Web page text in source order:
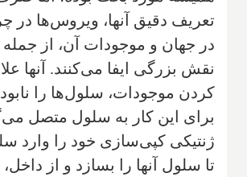
تعریف دقیق آنها، ویروس‌ها در
در جهان و موجودات آن، از جمله
نقش بزرگی ایفا می‌کنند. آنها
کردن موجودات، سلول‌ها را
برای این کار به سلول متصل
ژنتیکی کپی‌سازی خود را وارد
تا سلول آنها را بسازد و از داخل،